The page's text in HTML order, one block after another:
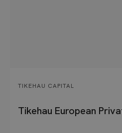
TIKEHAU CAPITAL
Tikehau European